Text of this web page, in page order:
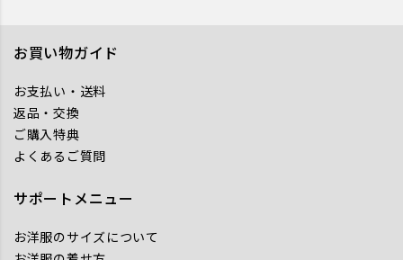
お買い物ガイド
お支払い・送料
返品・交換
ご購入特典
よくあるご質問
サポートメニュー
お洋服のサイズについて